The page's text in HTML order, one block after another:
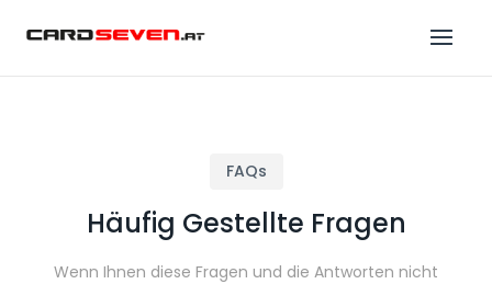
FAQs
Häufig Gestellte Fragen
Wenn Ihnen diese Fragen und die Antworten nicht